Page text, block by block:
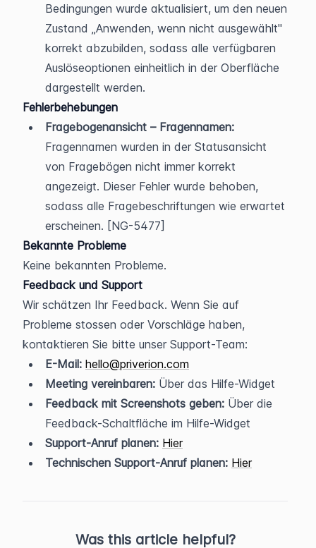
Bedingungen wurde aktualisiert, um den neuen
Zustand „Anwenden, wenn nicht ausgewählt"
korrekt abzubilden, sodass alle verfügbaren
Auslöseoptionen einheitlich in der Oberfläche
dargestellt werden.
Fehlerbehebungen
Fragebogenansicht – Fragennamen:
Fragennamen wurden in der Statusansicht
von Fragebögen nicht immer korrekt
angezeigt. Dieser Fehler wurde behoben,
sodass alle Fragebeschriftungen wie erwartet
erscheinen. [NG-5477]
Bekannte Probleme
Keine bekannten Probleme.
Feedback und Support
Wir schätzen Ihr Feedback. Wenn Sie auf
Probleme stossen oder Vorschläge haben,
kontaktieren Sie bitte unser Support-Team:
E-Mail: hello@priverion.com
Meeting vereinbaren: Über das Hilfe-Widget
Feedback mit Screenshots geben: Über die
Feedback-Schaltfläche im Hilfe-Widget
Support-Anruf planen: Hier
Technischen Support-Anruf planen: Hier
Was this article helpful?